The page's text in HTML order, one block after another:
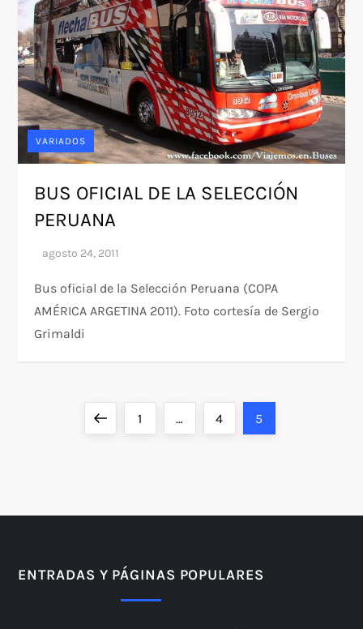
VARIADOS
BUS OFICIAL DE LA SELECCIÓN
PERUANA
Bus oficial de la Selección Peruana (COPA
AMÉRICA ARGETINA 2011). Foto cortesía de Sergio
Grimaldi
n
PáginaPágina
1 … Página
4 Página
5
ENTRADAS Y PÁGINAS POPULARES